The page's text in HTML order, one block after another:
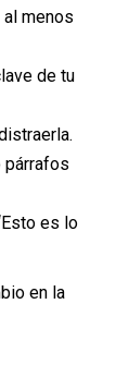
menos
de tu
párrafos
es lo
en la